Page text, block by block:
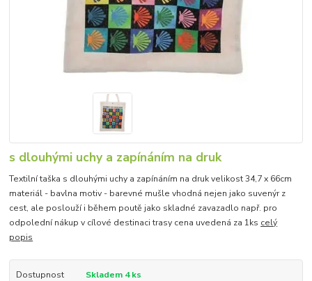
s dlouhými uchy a zapínáním na druk
Textilní taška s dlouhými uchy a zapínáním na druk velikost 34,7 x 66cm
materiál - bavlna motiv - barevné mušle vhodná nejen jako suvenýr z
cest, ale poslouží i během poutě jako skladné zavazadlo např. pro
odpolední nákup v cílové destinaci trasy cena uvedená za 1ks celý
popis
Dostupnost Skladem 4 ks